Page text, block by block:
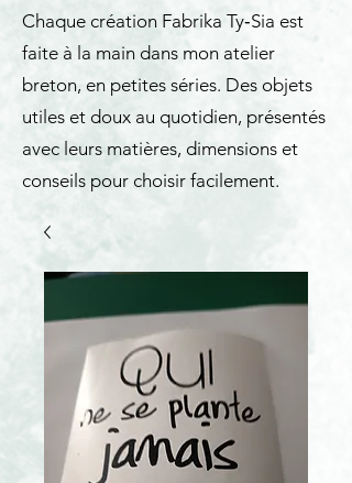
Chaque création Fabrika Ty‑Sia est
faite à la main dans mon atelier
breton, en petites séries. Des objets
utiles et doux au quotidien, présentés
avec leurs matières, dimensions et
conseils pour choisir facilement.